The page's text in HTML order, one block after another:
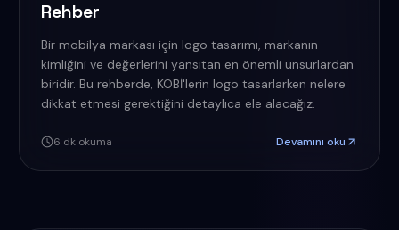
Rehber
Bir mobilya markası için logo tasarımı, markanın
kimliğini ve değerlerini yansıtan en önemli unsurlardan
biridir. Bu rehberde, KOBİ'lerin logo tasarlarken nelere
dikkat etmesi gerektiğini detaylıca ele alacağız.
6 dk okuma Devamını oku